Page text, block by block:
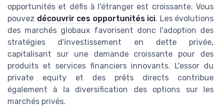
opportunités et défis à l'étranger est croissante. Vous
pouvez découvrir ces opportunités ici. Les évolutions
des marchés globaux favorisent donc l'adoption des
stratégies d'investissement en dette privée,
capitalisant sur une demande croissante pour des
produits et services financiers innovants. L'essor du
private equity et des prêts directs contribue
également à la diversification des options sur les
marchés privés.